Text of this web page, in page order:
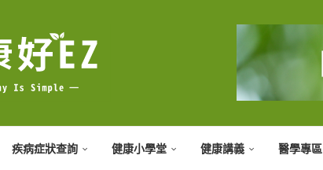
疾病症狀查詢 健康小學堂 健康講義 醫學專區